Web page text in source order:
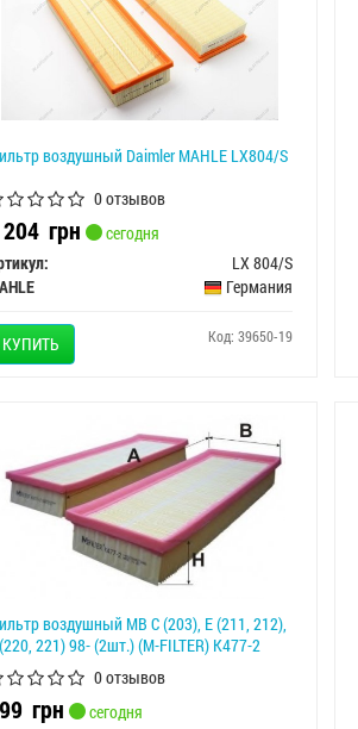
воздушный Daimler MAHLE LX804/S
0 отзывов
грн
сегодня
LX 804/S
Германия
КУПИТЬ Код: 39650-19
воздушный MB C (203), E (211, 212),
221) 98- (2шт.) (M-FILTER) K477-2
0 отзывов
грн
сегодня